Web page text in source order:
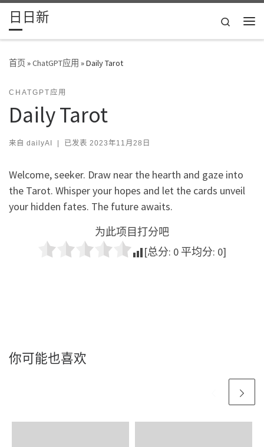
Skip to content
日日新
Search
首页»ChatGPT应用 »Daily Tarot
CHATGPT应用
Daily Tarot
来自 dailyAI | 已发表 2023年11月28日
Welcome, seeker. Draw near the hearth and gaze into
the Tarot. Whisper your hopes and let the cards unveil
your hidden fates. The future awaits.
为此项目打分吧
[总分: 0 平均分: 0]
你可能也喜欢